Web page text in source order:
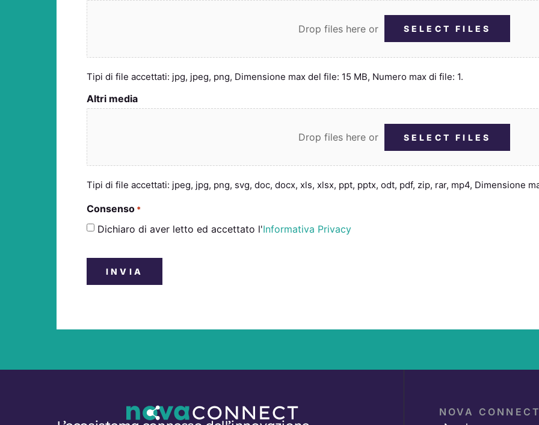
Drop files here or SELECT FILES
Tipi di file accettati: jpg, jpeg, png, Dimensione max del file: 15 MB, Numero max di file: 1.
Altri media
Drop files here or SELECT FILES
Tipi di file accettati: jpeg, jpg, png, svg, doc, docx, xls, xlsx, ppt, pptx, odt, pdf, zip, rar, mp4, Dimensione
Consenso *
Dichiaro di aver letto ed accettato l'Informativa Privacy
NOVA